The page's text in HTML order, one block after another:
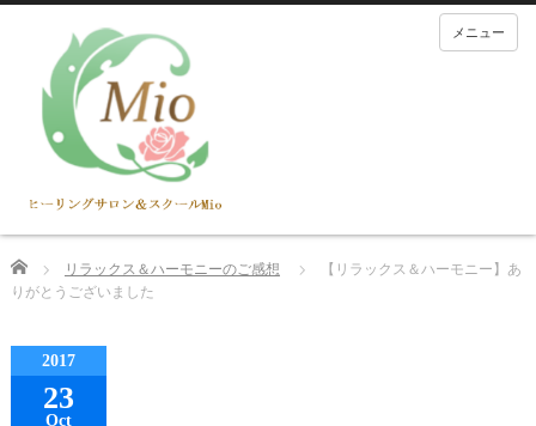
メニュー
Home リラックス＆ハーモニーのご感想
【リラックス＆ハーモニー】あ
りがとうございました
2017
23
Oct